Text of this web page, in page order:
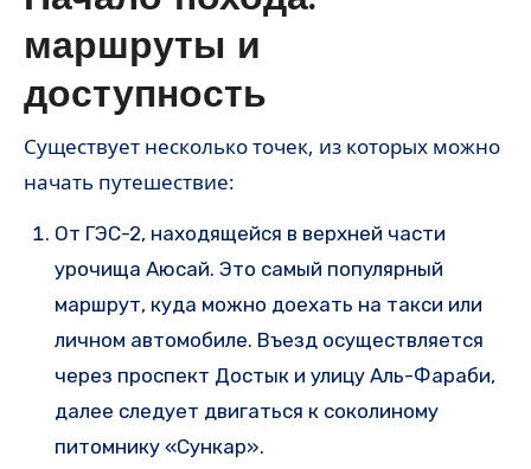
маршруты и
доступность
Существует несколько точек, из которых можно
начать путешествие:
От ГЭС-2, находящейся в верхней части
урочища Аюсай. Это самый популярный
маршрут, куда можно доехать на такси или
личном автомобиле. Въезд осуществляется
через проспект Достык и улицу Аль-Фараби,
далее следует двигаться к соколиному
питомнику «Сункар».